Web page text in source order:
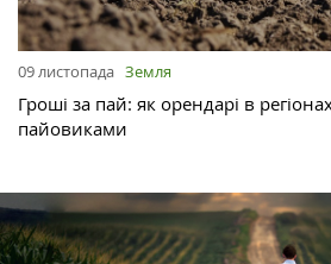
09 листопада Земля
Гроші за пай: як орендарі в
пайовиками